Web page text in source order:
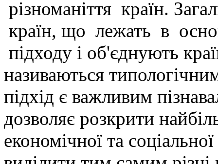
різноманіття країн.
країн, що лежать в
підходу і об'єднують
називаються
підхід є важливим
дозволяє розкрити
економічної та